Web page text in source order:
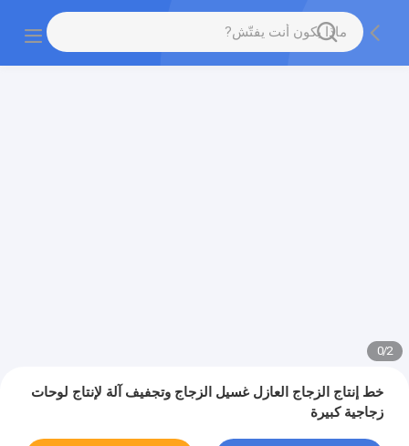
2
/
0
خط إنتاج الزجاج العازل غسيل الزجاج وتجفيف آلة لإنتاج لوحات
زجاجية كبيرة